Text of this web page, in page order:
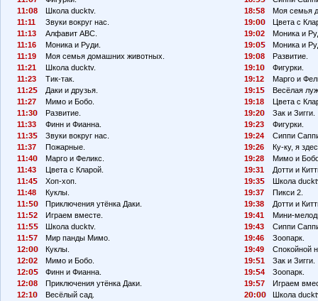
11:
8
Школа ducktv.
11:11
Звуки вокруг нас.
11:13
Алфавит АВС.
11:16
Моника и Руди.
11:19
Моя семья домашних животных.
11:21
Школа ducktv.
11:23
Тик-так.
11:2
Даки и друзья.
11:27
Мимо и Бобо.
11:3
Развитие.
11:33
Финн и Фианна.
11:3
Звуки вокруг нас.
11:37
Пожарные.
11:4
Марго и Феликс.
11:43
Цвета с Кларой.
11:4
Хоп-хоп.
11:48
Куклы.
11:
Приключения утёнка Даки.
11:
2
Играем вместе.
11:
Школа ducktv.
11:
7
Мир панды Мимо.
12:
Куклы.
12:
2
Мимо и Бобо.
12:
Финн и Фианна.
12:
8
Приключения утёнка Даки.
12:1
Весёлый сад.
18:
8
Моя семья
19:
Цвета с
19:
2
Моника и
19:
Моника и
19:
8
Развитие.
19:1
Фигурки.
19:12
Марго и
19:1
Весёлая
19:18
Цвета с
19:2
Зак и Зигги.
19:23
Фигурки.
19:24
Сиппи
19:26
Ку-ку, я
19:28
Мимо и
19:31
Дотти и
19:3
Школа
19:37
Пикси 2.
19:38
Дотти и
19:41
Мини-
19:43
Сиппи
19:46
Зоопарк.
19:49
Спокойной
19:
1
Зак и Зигги.
19:
4
Зоопарк.
19:
7
Играем
2
:
Школа